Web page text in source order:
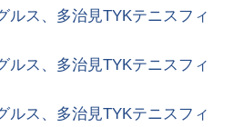
ルス、多治見TYKテニスフィ
ルス、多治見TYKテニスフィ
ルス、多治見TYKテニスフィ